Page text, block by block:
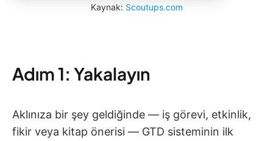
Kaynak: Scoutups.com
Adım 1: Yakalayın
Aklınıza bir şey geldiğinde — iş görevi, etkinlik,
fikir veya kitap önerisi — GTD sisteminin ilk